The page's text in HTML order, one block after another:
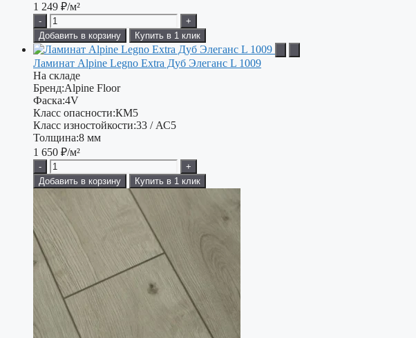
1 249 ₽/м²
-
+
Добавить в корзину
Купить в 1 клик
Ламинат Alpine Legno Extra Дуб Элеганс L 1009
На складе
Бренд:Alpine Floor
Фаска:4V
Класс опасности:КМ5
Класс изностойкости:33 / АС5
Толщина:8 мм
1 650 ₽/м²
-
+
Добавить в корзину
Купить в 1 клик